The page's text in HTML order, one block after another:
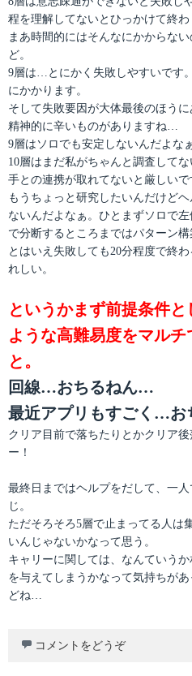
程を理解してないとひっかけて終わ
まあ時間的にはそんなにかからな
ど。
9層は…とにかく失敗しやすいです
にかかります。
そして失敗要因が大体最後のほう
精神的に辛いものがありますね…
9層はソロでも安定しないんだよなぁ
10層はまだ私がちゃんと調査して
手との連携が取れてないと厳しいで
もうちょっと研究したいんだけど
ないんだよなぁ。ひとまずソロで
で分断するところまではパターン構
とはいえ失敗しても20分程度で終
れしい。
というかまず前提条件
ような高難易度をマル
と。
回線…おちるねん…
最近アプリもすごく…
クリア目前で落ちたりとかクリア
ー！
最終日まではヘルプをだして、一
じ。
ただそろそろ5層で止まってる人は
いんじゃないかなって思う。
キャリーに関しては、なんていう
を与えてしまうかなって気持ちが
どね…
コメントをどうぞ